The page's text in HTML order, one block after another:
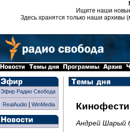
Ищите наши
Здесь хранятся только наши архивы
Эфир Радио Свобода
RealAudio| WinMedia
Андрей Шарый